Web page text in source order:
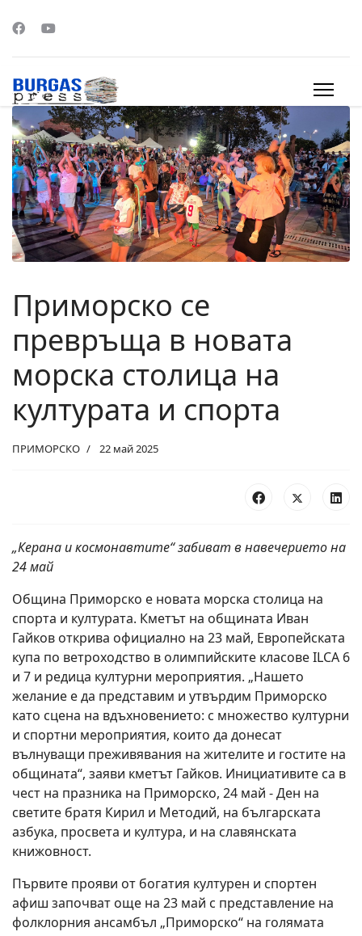
Приморско се
превръща в новата
морска столица на
културата и спорта
ПРИМОРСКО 22 май 2025
„Керана и космонавтите“ забиват в навечерието на
24 май
Община Приморско е новата морска столица на
спорта и културата. Кметът на общината Иван
Гайков открива официално на 23 май, Европейската
купа по ветроходство в олимпийските класове ILCA 6
и 7 и редица културни мероприятия. „Нашето
желание е да представим и утвърдим Приморско
като сцена на вдъхновението: с множество културни
и спортни мероприятия, които да донесат
вълнуващи преживявания на жителите и гостите на
общината“, заяви кметът Гайков. Инициативите са в
чест на празника на Приморско, 24 май - Ден на
светите братя Кирил и Методий, на българската
азбука, просвета и култура, и на славянската
книжовност.
Първите прояви от богатия културен и спортен
афиш започват още на 23 май с представление на
фолклорния ансамбъл „Приморско“ на голямата